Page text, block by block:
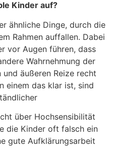
Kinder auf?
ähnliche Dinge, durch die
Rahmen auffallen. Dabei
vor Augen führen, dass
Wahrnehmung der
äußeren Reize recht
einem das klar ist, sind
über Hochsensibilität
die Kinder oft falsch ein
gute Aufklärungsarbeit